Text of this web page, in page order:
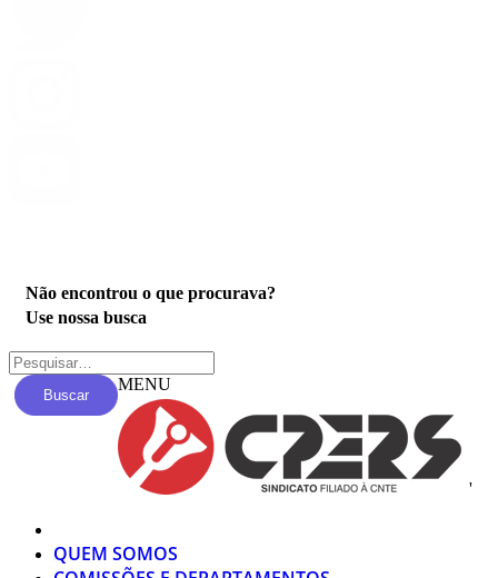
Não encontrou o que procurava?
Use nossa busca
Buscar
MENU
'
QUEM SOMOS